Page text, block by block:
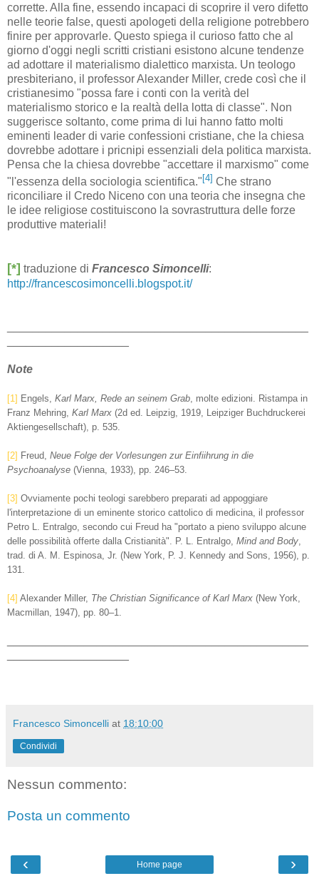
corrette. Alla fine, essendo incapaci di scoprire il vero difetto
nelle teorie false, questi apologeti della religione potrebbero
finire per approvarle. Questo spiega il curioso fatto che al
giorno d'oggi negli scritti cristiani esistono alcune tendenze
ad adottare il materialismo dialettico marxista. Un teologo
presbiteriano, il professor Alexander Miller, crede così che il
cristianesimo "possa fare i conti con la verità del
materialismo storico e la realtà della lotta di classe". Non
suggerisce soltanto, come prima di lui hanno fatto molti
eminenti leader di varie confessioni cristiane, che la chiesa
dovrebbe adottare i pricnipi essenziali dela politica marxista.
Pensa che la chiesa dovrebbe "accettare il marxismo" come
"l'essenza della sociologia scientifica."[4] Che strano
riconciliare il Credo Niceno con una teoria che insegna che
le idee religiose costituiscono la sovrastruttura delle forze
produttive materiali!
[*] traduzione di Francesco Simoncelli:
http://francescosimoncelli.blogspot.it/
Note
[1] Engels, Karl Marx, Rede an seinem Grab , molte edizioni. Ristampa in
Franz Mehring, Karl Marx (2d ed. Leipzig, 1919, Leipziger Buchdruckerei
Aktiengesellschaft), p. 535.
[2] Freud, Neue Folge der Vorlesungen zur Einfiihrung in die
Psychoanalyse (Vienna, 1933), pp. 246–53.
[3] Ovviamente pochi teologi sarebbero preparati ad appoggiare
l'interpretazione di un eminente storico cattolico di medicina, il professor
Petro L. Entralgo, secondo cui Freud ha "portato a pieno sviluppo alcune
delle possibilità offerte dalla Cristianità". P. L. Entralgo, Mind and Body
trad. di A. M. Espinosa, Jr. (New York, P. J. Kennedy and Sons, 1956), p.
131.
[4] Alexander Miller, The Christian Significance of Karl Marx (New York,
Macmillan, 1947), pp. 80–1.
Francesco Simoncelli at 18:10:00
Condividi
Nessun commento:
Posta un commento
‹ ›
Home page